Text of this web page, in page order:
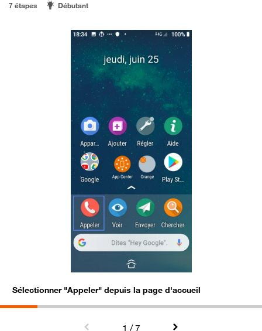
7 étapes Débutant
Sélectionner "Appeler" depuis la page d'accueil
1 / 7